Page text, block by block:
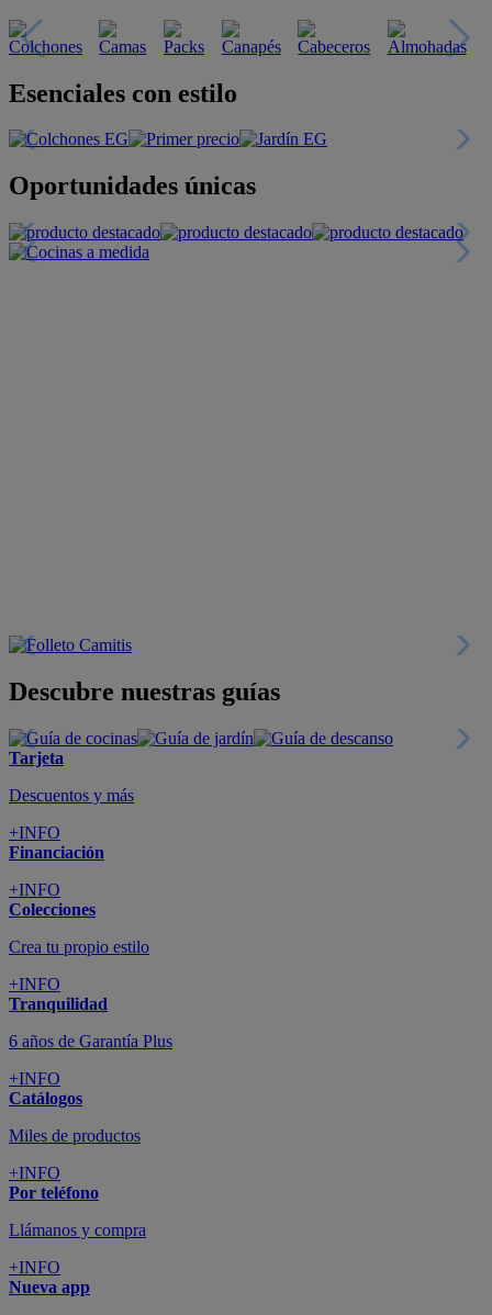
Esenciales con estilo
Oportunidades únicas
Descubre nuestras guías
Tarjeta
Descuentos y más
+INFO
Financiación
+INFO
Colecciones
Crea tu propio estilo
+INFO
Tranquilidad
6 años de Garantía Plus
+INFO
Catálogos
Miles de productos
+INFO
Por teléfono
Llámanos y compra
+INFO
Nueva app